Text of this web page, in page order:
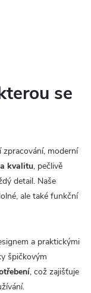
se
zpracování, moderní
kvalitu, pečlivě
detail. Naše
ale také funkční
a praktickými
špičkovým
, což zajišťuje